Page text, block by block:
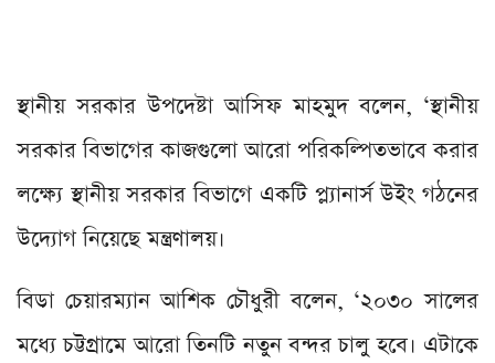
স্থানীয় সরকার উপদেষ্টা আসিফ মাহমুদ বলেন, ‘স্থানীয়
সরকার বিভাগের কাজগুলো আরো পরিকল্পিতভাবে করার
লক্ষ্যে স্থানীয় সরকার বিভাগে একটি প্ল্যানার্স উইং গঠনের
উদ্যোগ নিয়েছে মন্ত্রণালয়।
বিডা চেয়ারম্যান আশিক চৌধুরী বলেন, ‘২০৩০ সালের
মধ্যে চট্টগ্রামে আরো তিনটি নতুন বন্দর চালু হবে। এটাকে